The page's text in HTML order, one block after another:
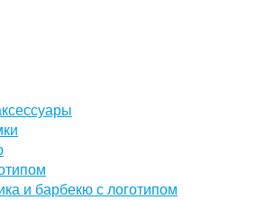
и барбекю с логотипом